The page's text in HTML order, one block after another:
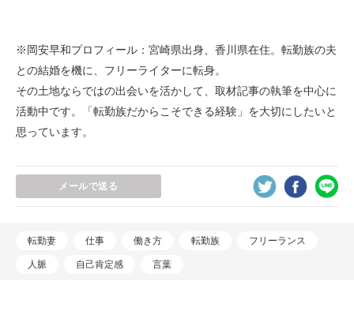
※岡安早和プロフィール：宮崎県出身、香川県在住。転勤族の夫
との結婚を機に、フリーライターに転身。
その土地ならではの出会いを活かして、取材記事の執筆を中心に
活動中です。「転勤族だからこそできる経験」を大切にしたいと
思っています。
メールで送る
転勤妻 仕事 働き方 転勤族 フリーランス
人脈 自己肯定感 言葉